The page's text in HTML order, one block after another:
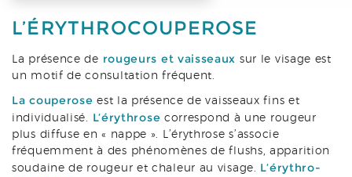
L’ÉRYTHROCOUPEROSE
La présence de rougeurs et vaisseaux sur le visage est
un motif de consultation fréquent.
La couperose est la présence de vaisseaux fins et
individualisé. L’érythrose correspond à une rougeur
plus diffuse en « nappe ». L’érythrose s’associe
fréquemment à des phénomènes de flushs, apparition
soudaine de rougeur et chaleur au visage. L’érythro-